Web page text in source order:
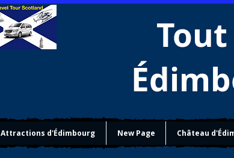
Attractions d'Édimbourg New Page Château